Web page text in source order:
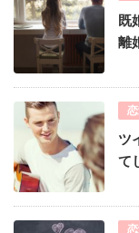
既
離
ツ
て